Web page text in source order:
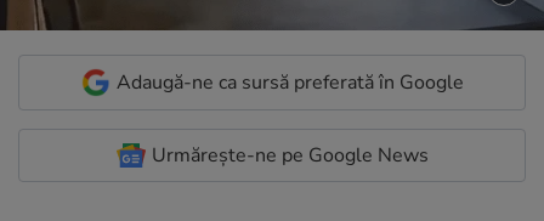
Adaugă-ne ca sursă preferată în Google
Urmărește-ne pe Google News